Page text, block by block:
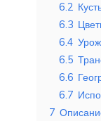
6.2
6.3
6.4
6.5
6.6
6.7
7